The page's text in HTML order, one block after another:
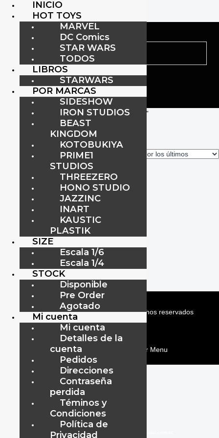
/ Productos etiquetados “ELJUICIOFINAL”
ELJUICIOFINAL
Mostrando el único resultado
Endoskeleton (Battle Damaged
Version) Hot Toys 1:6
www.audiovisual.com.ec
ViipToys©2019-2026Todos los Derechos reservados
2019-2026 Todos los Derechos reservados
INICIO
HOT TOYS
MARVEL
DC Comics
STAR WARS
TODOS
LIBROS
STARWARS
POR MARCAS
SIDESHOW
IRON STUDIOS
BEAST
KINGDOM
KOTOBUKIYA
PRIME1
STUDIOS
THREEZERO
HONO STUDIO
JAZZINC
INART
KAUSTIC
PLASTIK
SIZE
Escala 1/6
Escala 1/4
STOCK
Disponible
Pre Order
Agotado
Mi cuenta
Mi cuenta
Detalles de la
cuenta
Pedidos
Direcciones
Contraseña
perdida
Téminos y
Condiciones
Política de
Privacidad